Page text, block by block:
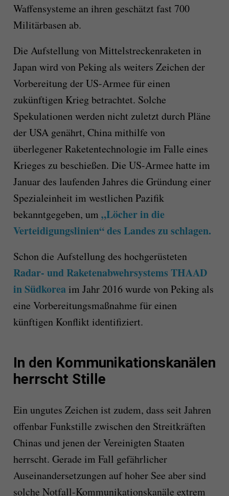
Waffensysteme an ihren geschätzt fast 700
Militärbasen ab.
Die Aufstellung von Mittelstreckenraketen in
Japan wird von Peking als weiters Zeichen der
Vorbereitung der US-Armee für einen
zukünftigen Krieg betrachtet. Solche
Spekulationen werden nicht zuletzt durch Pläne
der USA genährt, China mithilfe von
überlegener Raketentechnologie im Falle eines
Krieges zu beschießen. Die US-Armee hatte im
Januar des laufenden Jahres die Gründung einer
Spezialeinheit im westlichen Pazifik
bekanntgegeben, um „Löcher in die
Verteidigungslinien“ des Landes zu schlagen.
Schon die Aufstellung des hochgerüsteten
Radar- und Raketenabwehrsystems THAAD
in Südkoreaim Jahr 2016 wurde von Peking als
eine Vorbereitungsmaßnahme für einen
künftigen Konflikt identifiziert.
In den Kommunikationskanälen
herrscht Stille
Ein ungutes Zeichen ist zudem, dass seit Jahren
offenbar Funkstille zwischen den Streitkräften
Chinas und jenen der Vereinigten Staaten
herrscht. Gerade im Fall gefährlicher
Auseinandersetzungen auf hoher See aber sind
solche Notfall-Kommunikationskanäle extrem